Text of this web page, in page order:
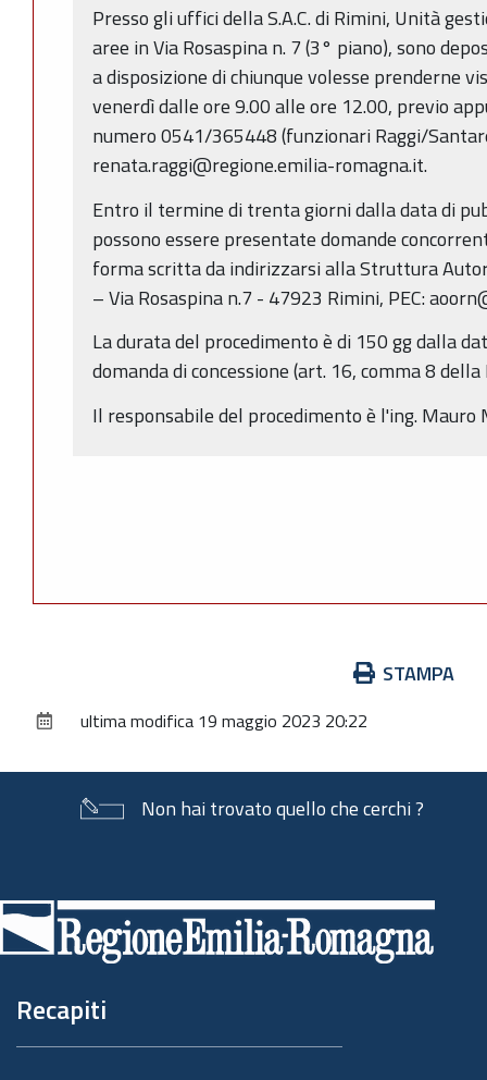
Presso gli uffici della S.A.C. di Rimini, Unità
aree in Via Rosaspina n. 7 (3° piano), sono
a disposizione di chiunque volesse prenderne
venerdì dalle ore 9.00 alle ore 12.00, previo
numero 0541/365448 (funzionari Raggi/
renata.raggi@regione.emilia-romagna.it.
Entro il termine di trenta giorni dalla data di
possono essere presentate domande
forma scritta da indirizzarsi alla Struttura
– Via Rosaspina n.7 - 47923 Rimini, PEC:
La durata del procedimento è di 150 gg dalla
domanda di concessione (art. 16, comma 8 della
Il responsabile del procedimento è l'ing.
documento
STAMPA
ultima modifica 19 maggio 2023 20:22
Non hai trovato quello che cerchi ?
di
pagina
Recapiti